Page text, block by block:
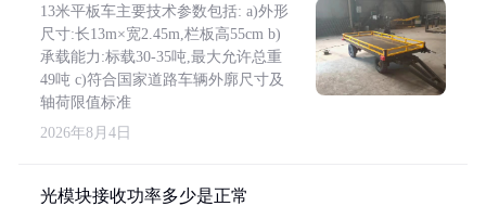
13米平板车主要技术参数包括: a)外形
尺寸:长13m×宽2.45m,栏板高55cm b)
承载能力:标载30-35吨,最大允许总重
49吨 c)符合国家道路车辆外廓尺寸及
轴荷限值标准
2026年8月4日
光模块接收功率多少是正常